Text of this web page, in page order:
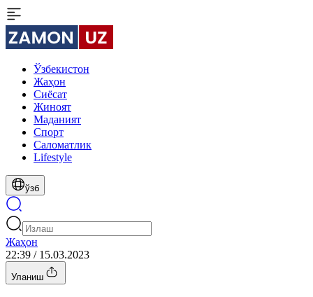
Ўзбекистон
Жаҳон
Сиёсат
Жиноят
Маданият
Спорт
Cаломатлик
Lifestyle
ўзб
Жаҳон
22:39 / 15.03.2023
Уланиш